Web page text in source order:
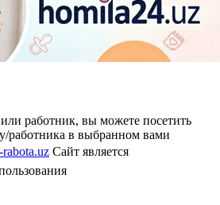
работник, вы можете посетить
работника в выбранном вами
rabota.uz Сайт является